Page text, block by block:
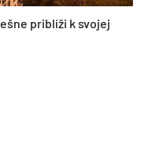
priblíži k svojej